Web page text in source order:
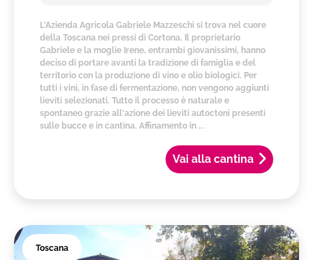
Vai alla cantina
L'Azienda Agricola Gabriele Mazzeschi si trova nel cuore
della Toscana nei pressi di Cortona. Il proprietario
Gabriele e la moglie Irene, entrambi giovanissimi, hanno
deciso di portare avanti la tradizione di famiglia e del
territorio con la produzione di vino e olio biologici. Per
tutti i vini, in fase di fermentazione, non vengono aggiunti
lieviti selezionati. Tutto il processo è naturale e
spontaneo grazie all'azione dei lieviti autoctoni presenti
sulle bucce e in cantina. Affinamento in ...
Toscana